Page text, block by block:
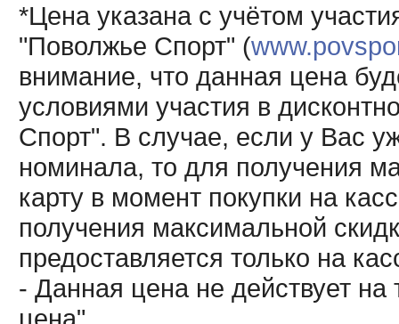
*Цена указана с учётом
"Поволжье Спорт" (
внимание, что данная цена
условиями участия в
Спорт". В случае, если у Вас
номинала, то для получения
карту в момент покупки на
получения максимальной
предоставляется только на
- Данная цена не действует